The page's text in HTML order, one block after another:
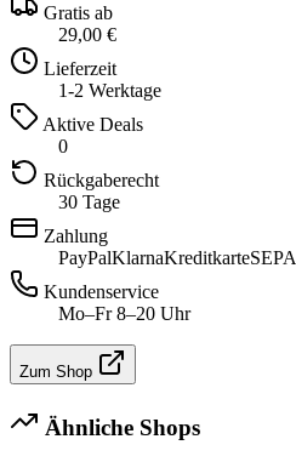
Gratis ab
29,00 €
Lieferzeit
1-2 Werktage
Aktive Deals
0
Rückgaberecht
30 Tage
Zahlung
PayPalKlarnaKreditkarteSEPA
Kundenservice
Mo–Fr 8–20 Uhr
Zum Shop
Ähnliche Shops